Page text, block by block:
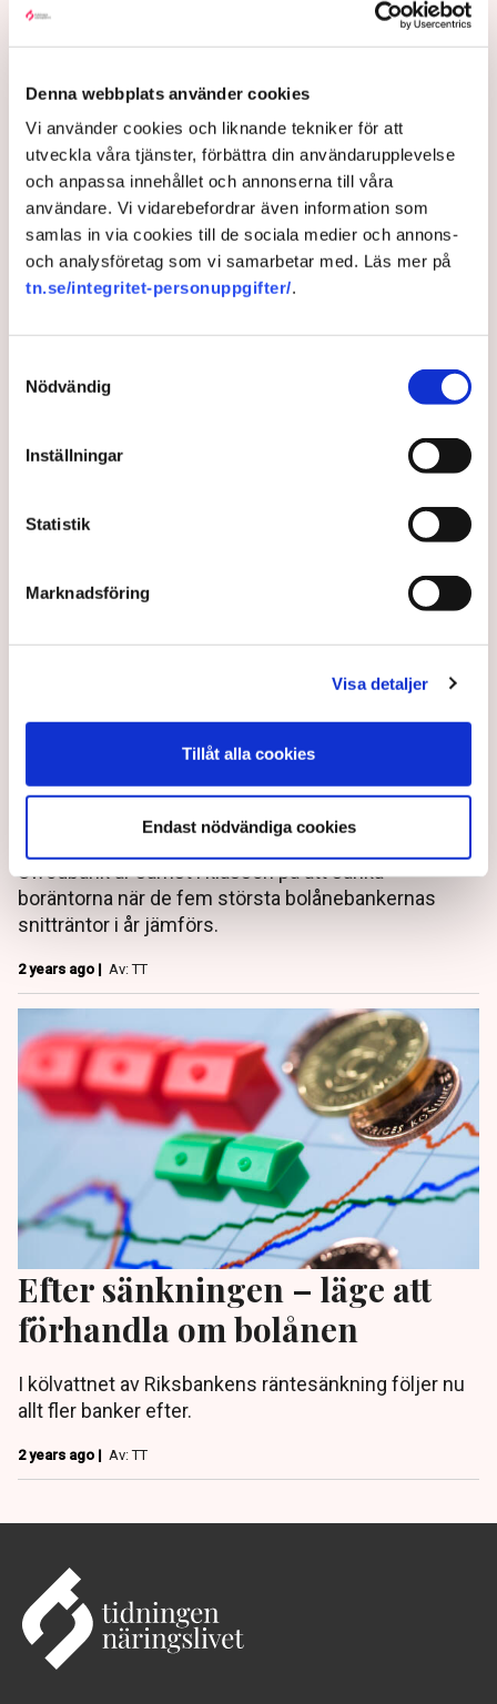
Denna webbplats använder cookies
Vi använder cookies och liknande tekniker för att
utveckla våra tjänster, förbättra din användarupplevelse
och anpassa innehållet och annonserna till våra
användare. Vi vidarebefordrar även information som
samlas in via cookies till de sociala medier och annons-
och analysföretag som vi samarbetar med. Läs mer på
tn.se/integritet-personuppgifter/.
Nödvändig
Inställningar
Statistik
Marknadsföring
Visa detaljer
Tillåt alla cookies
Endast nödvändiga cookies
Skattefritt ISK kan locka
banker höja sparräntan
Det skattefria sparande på ISK kan ge en huggsexa
1 year ago | Av: TT
Största bolånebanken sämst
på att sänka räntan
Swedbank är sämst i klassen på att sänka
boräntorna när de fem största bolånebankernas
snitträntor i år jämförs.
2 years ago | Av: TT
Efter sänkningen – läge att
förhandla om bolånen
I kölvattnet av Riksbankens räntesänkning följer nu
allt fler banker efter.
2 years ago | Av: TT